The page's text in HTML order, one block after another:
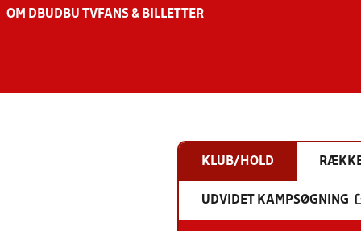
OM DBU DBU TV FANS & BILLETTER
KLUB/HOLD
UDVIDET KAMPSØGNING